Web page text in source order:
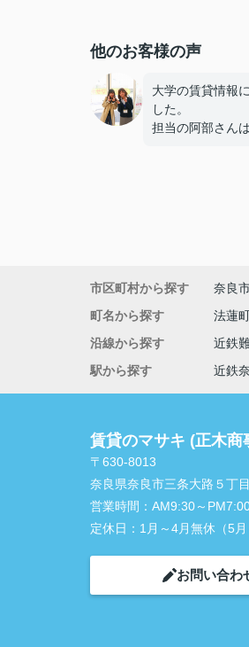
他のお客様の声
大学の賃貸情報
した。
担当の阿部さん
市区町村から探す 奈良
町名から探す
法蓮
沿線から探す
近鉄
駅から探す
近鉄
賃貸のマサキ (正木商
〒630-8013
奈良県奈良市三条大路５丁
営業時間： AM9:30～
定休日： 1月～4月無休（5月
お問い合わ